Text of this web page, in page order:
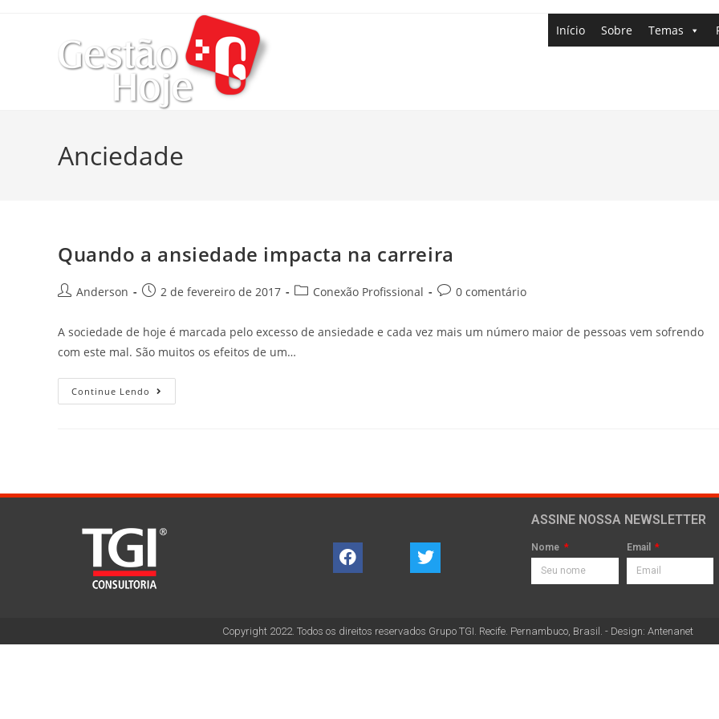
Início Sobre Temas
Anciedade
Quando a ansiedade impacta na carreira
Anderson 2 de fevereiro de 2017 Conexão Profissional 0 comentário
A sociedade de hoje é marcada pelo excesso de ansiedade e cada vez mais um número maior de pessoas vem sofrendo
com este mal. São muitos os efeitos de um…
Continue Lendo
ASSINE NOSSA NEWSLETTER
Nome Email
Copyright 2022. Todos os direitos reservados Grupo TGI. Recife. Pernambuco, Brasil. - Design: Antenanet